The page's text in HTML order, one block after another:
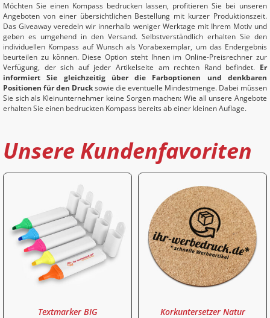
Möchten Sie einen Kompass bedrucken lassen, profitieren Sie bei unseren
Angeboten von einer übersichtlichen Bestellung mit kurzer Produktionszeit.
Das Giveaway veredeln wir innerhalb weniger Werktage mit Ihrem Motiv und
geben es umgehend in den Versand. Selbstverständlich erhalten Sie den
individuellen Kompass auf Wunsch als Vorabexemplar, um das Endergebnis
beurteilen zu können. Diese Option steht Ihnen im Online-Preisrechner zur
Verfügung, der sich auf jeder Artikelseite am rechten Rand befindet. Er
informiert Sie gleichzeitig über die Farboptionen und denkbaren
Positionen für den Drucksowie die eventuelle Mindestmenge. Dabei müssen
Sie sich als Kleinunternehmer keine Sorgen machen: Wie all unsere Angebote
erhalten Sie einen bedruckten Kompass bereits ab einer kleinen Auflage.
Unsere Kundenfavoriten
Textmarker BIG Korkuntersetzer Natur